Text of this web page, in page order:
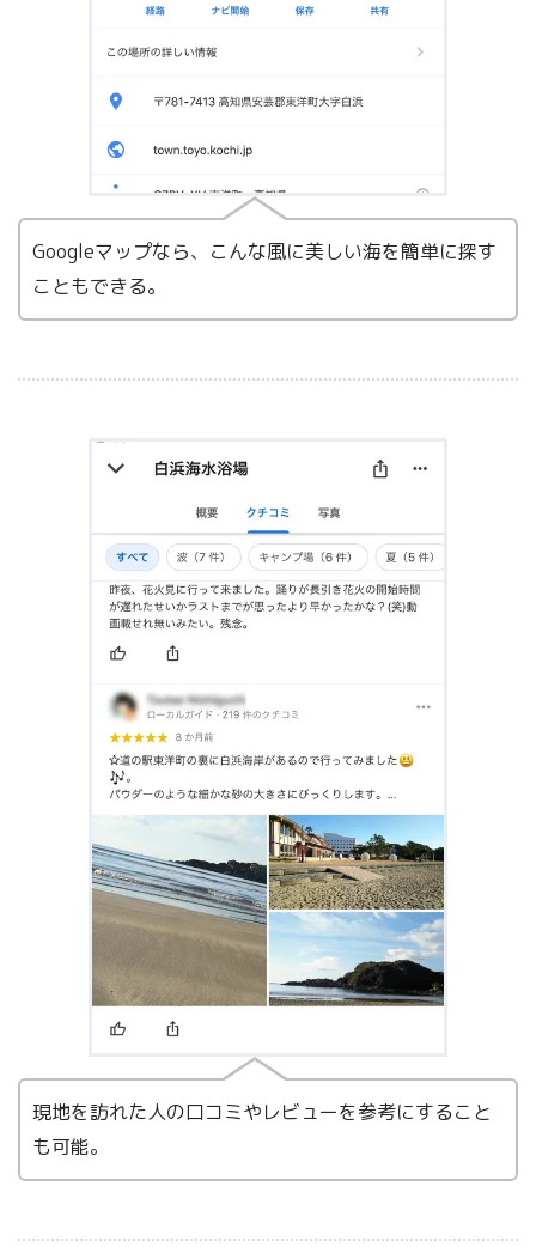
Googleマップなら、こんな風に美しい海を簡単に探す
こともできる。
現地を訪れた人の口コミやレビューを参考にすること
も可能。